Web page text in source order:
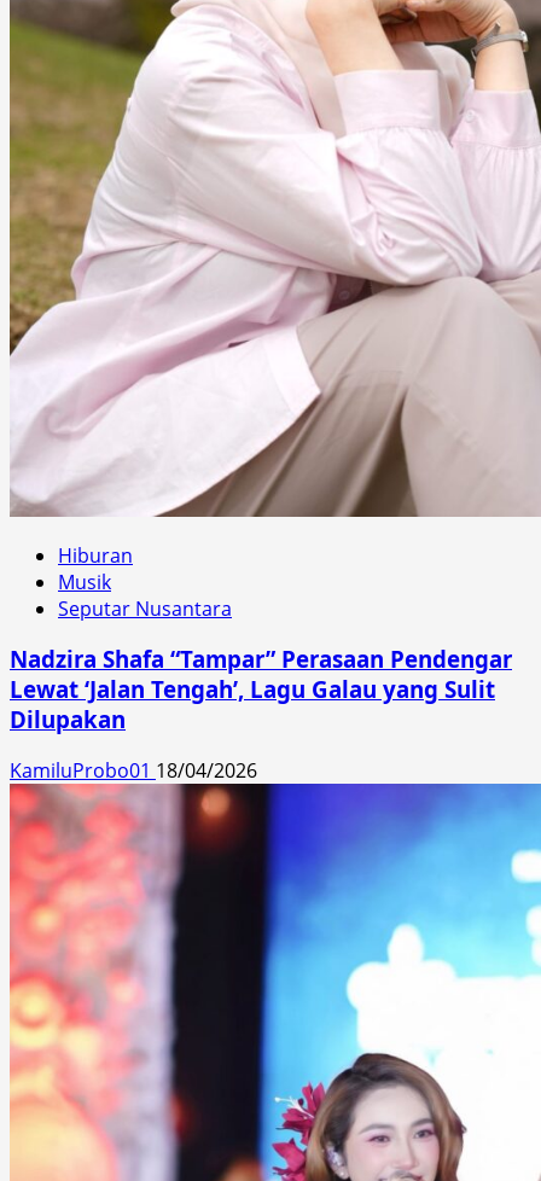
Hiburan
Musik
Seputar Nusantara
Nadzira Shafa “Tampar” Perasaan Pendengar
Lewat ‘Jalan Tengah’, Lagu Galau yang Sulit
Dilupakan
KamiluProbo01 18/04/2026